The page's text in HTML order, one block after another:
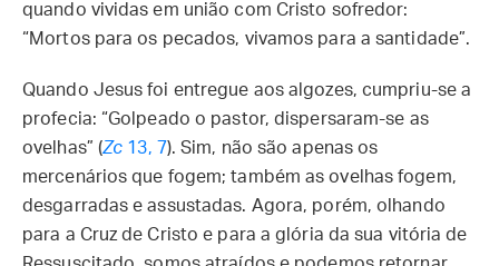
quando vividas em união com Cristo sofredor:
“Mortos para os pecados, vivamos para a santidade”.
Quando Jesus foi entregue aos algozes, cumpriu-se a
profecia: “Golpeado o pastor, dispersaram-se as
ovelhas” (Zc 13, 7). Sim, não são apenas os
mercenários que fogem; também as ovelhas fogem,
desgarradas e assustadas. Agora, porém, olhando
para a Cruz de Cristo e para a glória da sua vitória de